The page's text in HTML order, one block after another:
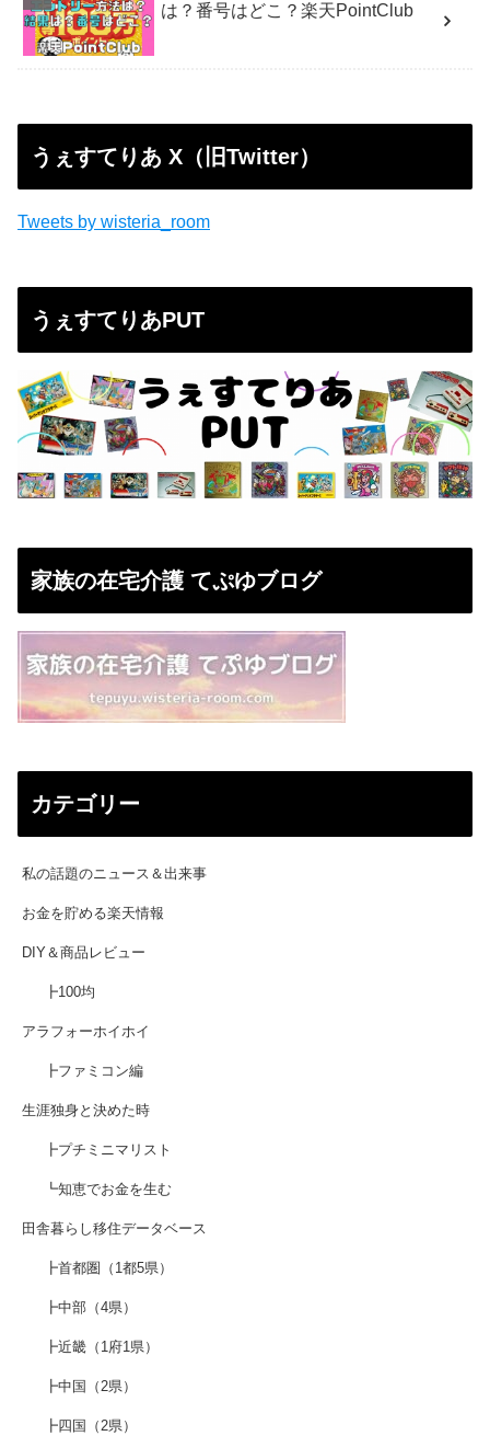
は？番号はどこ？楽天PointClub
うぇすてりあ X（旧Twitter）
Tweets by wisteria_room
うぇすてりあPUT
家族の在宅介護 てぷゆブログ
カテゴリー
私の話題のニュース＆出来事
お金を貯める楽天情報
DIY＆商品レビュー
┣100均
アラフォーホイホイ
┣ファミコン編
生涯独身と決めた時
┣プチミニマリスト
┗知恵でお金を生む
田舎暮らし移住データベース
┣首都圏（1都5県）
┣中部（4県）
┣近畿（1府1県）
┣中国（2県）
┣四国（2県）